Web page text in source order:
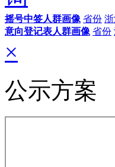
摇号中签人群画像 省份
意向登记表人群画像 省份
×
公示方案